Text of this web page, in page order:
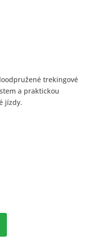
trekingové
a praktickou
jízdy.